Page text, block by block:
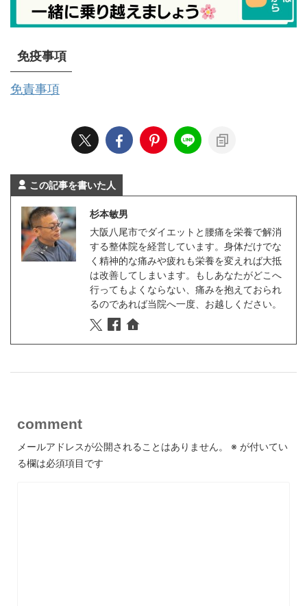
免疫事項
免責事項
この記事を書いた人
杉本敏男
大阪八尾市でダイエットと腰痛を栄養で解消
する整体院を経営しています。身体だけでな
く精神的な痛みや疲れも栄養を変えれば大抵
は改善してしまいます。もしあなたがどこへ
行ってもよくならない、痛みを抱えておられ
るのであれば当院へ一度、お越しください。
comment
メールアドレスが公開されることはありません。 ※ が付いてい
る欄は必須項目です